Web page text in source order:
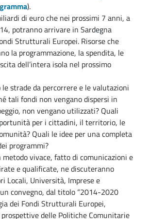
).
di euro che nei prossimi 7 anni, a
potranno arrivare in Sardegna
Strutturali Europei. Risorse che
la programmazione, la spendita, le
dell’intera isola nel prossimo
le strade da percorrere e le valutazioni
tali fondi non vengano dispersi in
non vengano utilizzati? Quali
per i cittadini, il territorio, le
Quali le idee per una completa
programmi?
vivace, fatto di comunicazioni e
e qualificate, ne discuteranno
Locali, Università, Imprese e
convegno, dal titolo “2014-2020
dei Fondi Strutturali Europei,
delle Politiche Comunitarie